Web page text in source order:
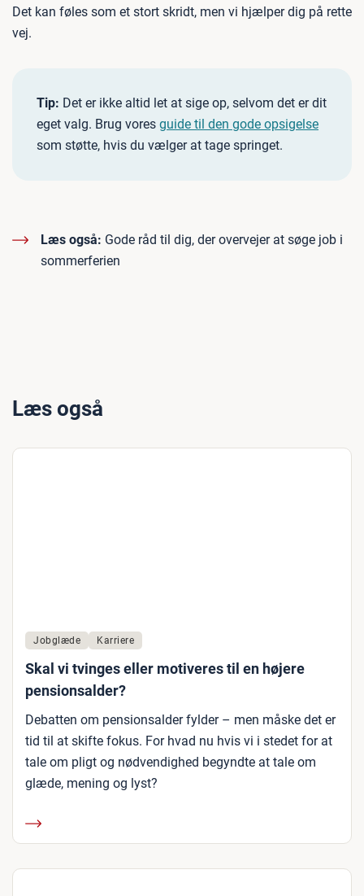
Det kan føles som et stort skridt, men vi hjælper dig på rette
vej.
Tip: Det er ikke altid let at sige op, selvom det er dit
eget valg. Brug vores guide til den gode opsigelse
som støtte, hvis du vælger at tage springet.
Læs også: Gode råd til dig, der overvejer at søge job i
sommerferien
Læs også
Jobglæde Karriere
Skal vi tvinges eller motiveres til en højere
pensionsalder?
Debatten om pensionsalder fylder – men måske det er
tid til at skifte fokus. For hvad nu hvis vi i stedet for at
tale om pligt og nødvendighed begyndte at tale om
glæde, mening og lyst?